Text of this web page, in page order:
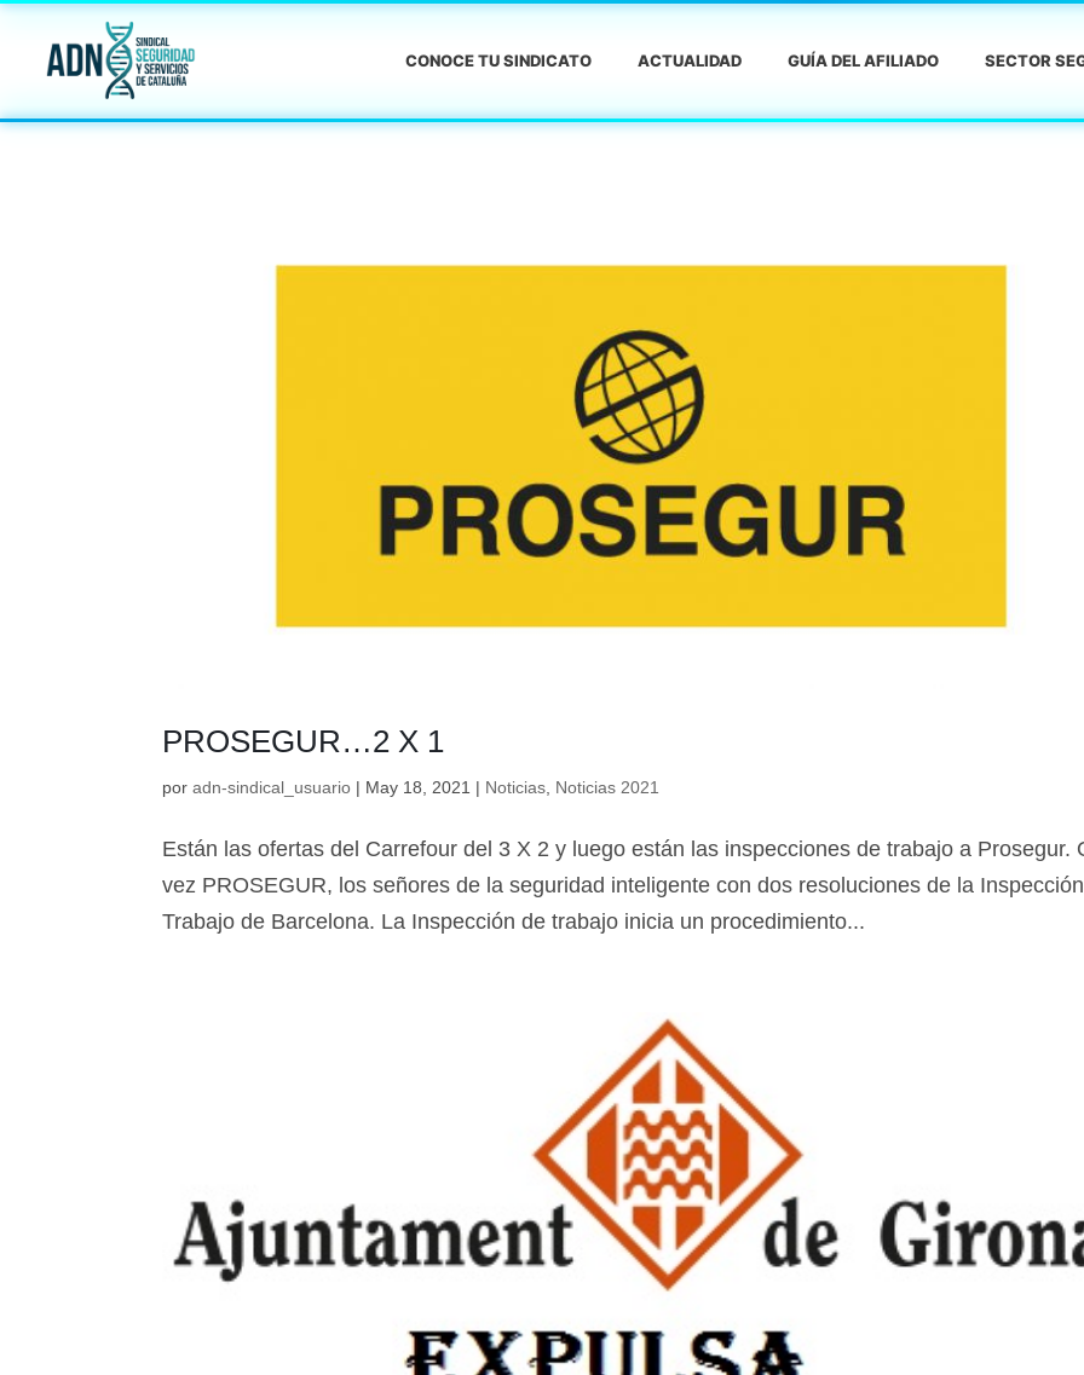
CONOCE TU SINDICATO ACTUALIDAD GUÍA DEL AFILIADO SECTOR
PROSEGUR…2 X 1
poradn-sindical_usuario | May 18, 2021 | Noticias Noticias 2021
Están las ofertas del Carrefour del 3 X 2 y luego están las inspecciones de trabajo a Prosegur.
vez PROSEGUR, los señores de la seguridad inteligente con dos resoluciones de la
Trabajo de Barcelona. La Inspección de trabajo inicia un procedimiento...